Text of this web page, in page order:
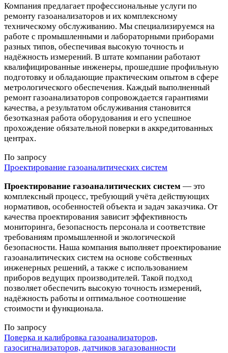
Компания предлагает профессиональные услуги по
ремонту газоанализаторов и их комплексному
техническому обслуживанию. Мы специализируемся на
работе с промышленными и лабораторными приборами
разных типов, обеспечивая высокую точность и
надёжность измерений. В штате компании работают
квалифицированные инженеры, прошедшие профильную
подготовку и обладающие практическим опытом в сфере
метрологического обеспечения. Каждый выполненный
ремонт газоанализаторов сопровождается гарантиями
качества, а результатом обслуживания становится
безотказная работа оборудования и его успешное
прохождение обязательной поверки в аккредитованных
центрах.
По запросу
Проектирование газоаналитических систем
Проектирование газоаналитических систем — это
комплексный процесс, требующий учёта действующих
нормативов, особенностей объекта и задач заказчика. От
качества проектирования зависит эффективность
мониторинга, безопасность персонала и соответствие
требованиям промышленной и экологической
безопасности. Наша компания выполняет проектирование
газоаналитических систем на основе собственных
инженерных решений, а также с использованием
приборов ведущих производителей. Такой подход
позволяет обеспечить высокую точность измерений,
надёжность работы и оптимальное соотношение
стоимости и функционала.
По запросу
Поверка и калибровка газоанализаторов,
газосигнализаторов, датчиков загазованности